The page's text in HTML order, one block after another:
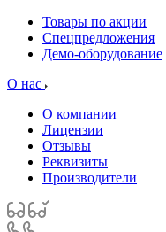
Товары по акции
Спецпредложения
Демо-оборудование
О нас
О компании
Лицензии
Отзывы
Реквизиты
Производители